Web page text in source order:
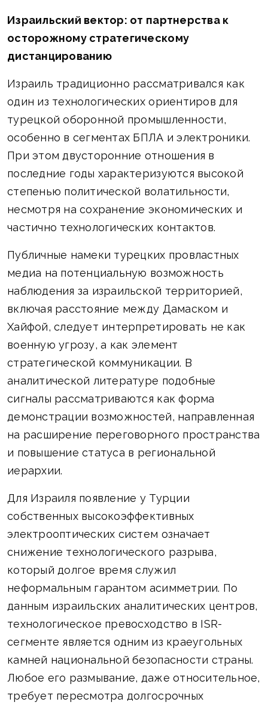
Израильский вектор: от партнерства к
осторожному стратегическому
дистанцированию
Израиль традиционно рассматривался как
один из технологических ориентиров для
турецкой оборонной промышленности,
особенно в сегментах БПЛА и электроники.
При этом двусторонние отношения в
последние годы характеризуются высокой
степенью политической волатильности,
несмотря на сохранение экономических и
частично технологических контактов.
Публичные намеки турецких провластных
медиа на потенциальную возможность
наблюдения за израильской территорией,
включая расстояние между Дамаском и
Хайфой, следует интерпретировать не как
военную угрозу, а как элемент
стратегической коммуникации. В
аналитической литературе подобные
сигналы рассматриваются как форма
демонстрации возможностей, направленная
на расширение переговорного пространства
и повышение статуса в региональной
иерархии.
Для Израиля появление у Турции
собственных высокоэффективных
электрооптических систем означает
снижение технологического разрыва,
который долгое время служил
неформальным гарантом асимметрии. По
данным израильских аналитических центров,
технологическое превосходство в ISR-
сегменте является одним из краеугольных
камней национальной безопасности страны.
Любое его размывание, даже относительное,
требует пересмотра долгосрочных